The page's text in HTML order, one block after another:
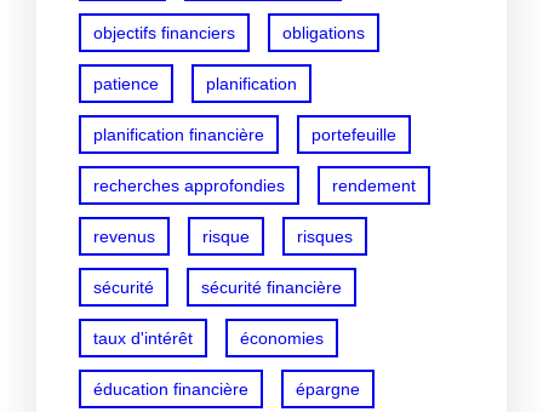
objectifs financiers obligations
patience planification
planification financière portefeuille
recherches approfondies rendement
revenus risque risques
sécurité sécurité financière
taux d'intérêt économies
éducation financière épargne